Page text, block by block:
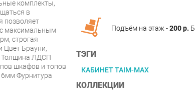
Подъём на этаж -200 р.
ТЭГИ
КАБИНЕТ TAIM-MAX
КОЛЛЕКЦИИ
комплекты,
в
позволяет
с максимальным
строгая
Цвет Брауни,
Толщина ЛДСП
шкафов и топов
Фурнитура